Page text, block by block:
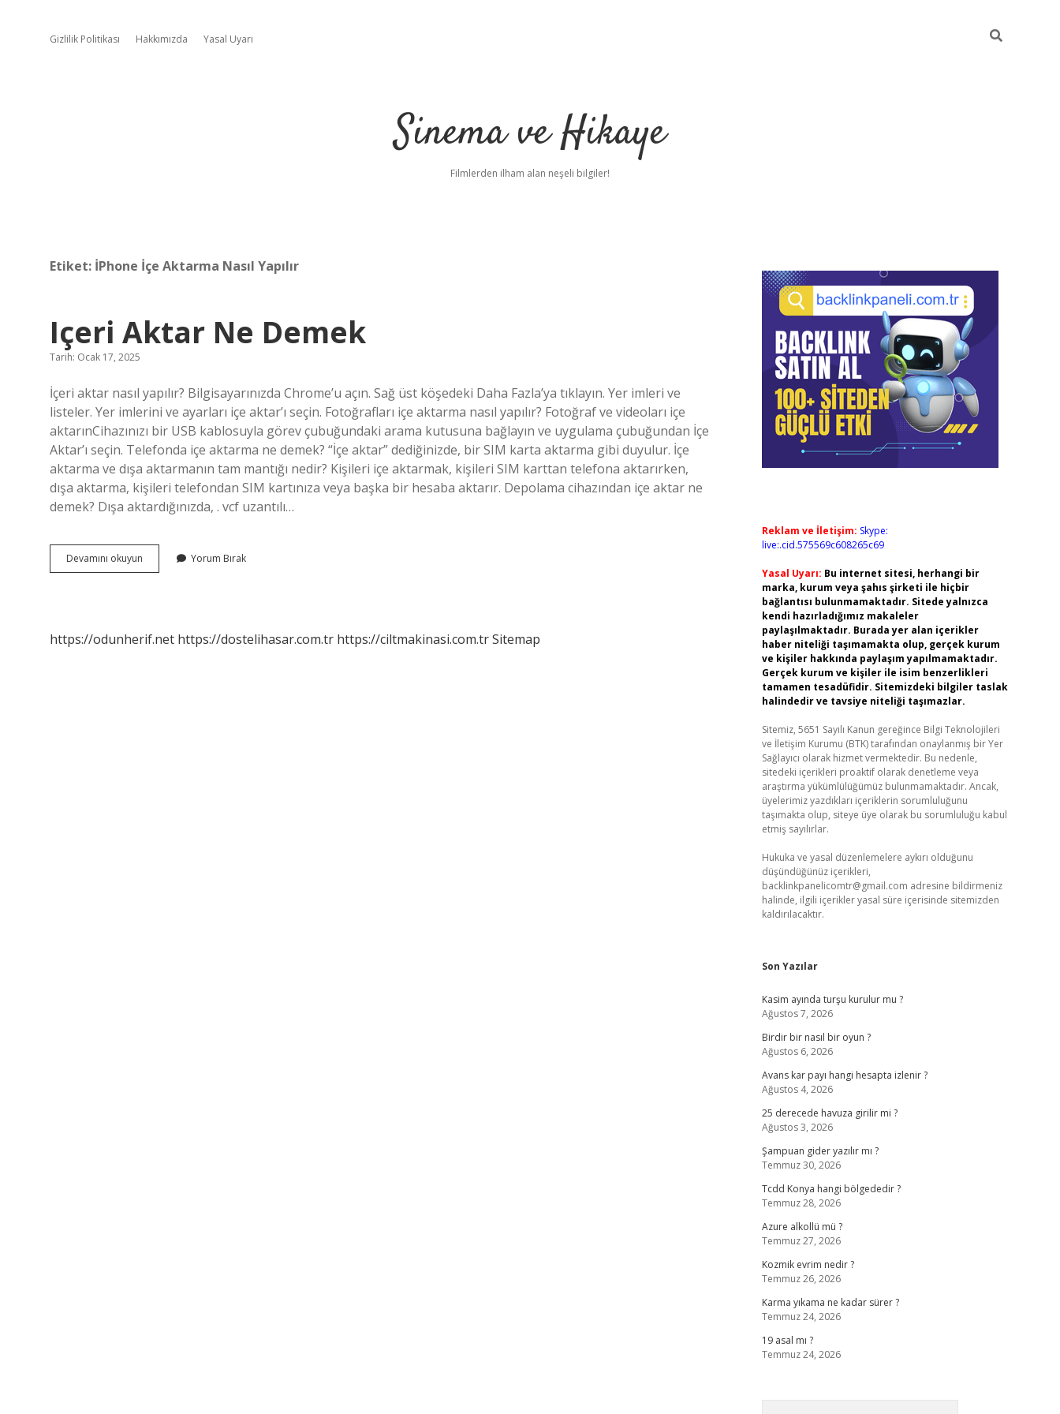
Gizlilik Politikası Hakkımızda Yasal Uyarı
Sinema ve Hikaye
Filmlerden ilham alan neşeli bilgiler!
Etiket: İPhone İçe Aktarma Nasıl Yapılır
Içeri Aktar Ne Demek
Tarih: Ocak 17, 2025
İçeri aktar nasıl yapılır? Bilgisayarınızda Chrome’u açın. Sağ üst köşedeki Daha Fazla’ya tıklayın. Yer imleri ve
listeler. Yer imlerini ve ayarları içe aktar’ı seçin. Fotoğrafları içe aktarma nasıl yapılır? Fotoğraf ve videoları içe
aktarınCihazınızı bir USB kablosuyla görev çubuğundaki arama kutusuna bağlayın ve uygulama çubuğundan İçe
Aktar’ı seçin. Telefonda içe aktarma ne demek? “İçe aktar” dediğinizde, bir SIM karta aktarma gibi duyulur. İçe
aktarma ve dışa aktarmanın tam mantığı nedir? Kişileri içe aktarmak, kişileri SIM karttan telefona aktarırken,
dışa aktarma, kişileri telefondan SIM kartınıza veya başka bir hesaba aktarır. Depolama cihazından içe aktar ne
demek? Dışa aktardığınızda, . vcf uzantılı…
Devamını okuyun
Aktar
Yorum Bırak
https://odunherif.net https://dostelihasar.com.tr https://ciltmakinasi.com.trSitemap
Sidebar
Reklam ve İletişim: Skype:
live:.cid.575569c608265c69
Yasal Uyarı: Bu internet sitesi, herhangi bir
marka, kurum veya şahıs şirketi ile hiçbir
bağlantısı bulunmamaktadır. Sitede yalnızca
kendi hazırladığımız makaleler
paylaşılmaktadır. Burada yer alan içerikler
haber niteliği taşımamakta olup, gerçek kurum
ve kişiler hakkında paylaşım yapılmamaktadır.
Gerçek kurum ve kişiler ile isim benzerlikleri
tamamen tesadüfidir. Sitemizdeki bilgiler taslak
halindedir ve tavsiye niteliği taşımazlar.
Sitemiz, 5651 Sayılı Kanun gereğince Bilgi Teknolojileri
ve İletişim Kurumu (BTK) tarafından onaylanmış bir Yer
Sağlayıcı olarak hizmet vermektedir. Bu nedenle,
sitedeki içerikleri proaktif olarak denetleme veya
araştırma yükümlülüğümüz bulunmamaktadır. Ancak,
üyelerimiz yazdıkları içeriklerin sorumluluğunu
taşımakta olup, siteye üye olarak bu sorumluluğu kabul
etmiş sayılırlar.
Hukuka ve yasal düzenlemelere aykırı olduğunu
düşündüğünüz içerikleri,
backlinkpanelicomtr@gmail.com adresine bildirmeniz
halinde, ilgili içerikler yasal süre içerisinde sitemizden
kaldırılacaktır.
Son Yazılar
Kasim ayında turşu kurulur mu ?
Ağustos 7, 2026
Birdir bir nasıl bir oyun ?
Ağustos 6, 2026
Avans kar payı hangi hesapta izlenir ?
Ağustos 4, 2026
25 derecede havuza girilir mi ?
Ağustos 3, 2026
Şampuan gider yazılır mı ?
Temmuz 30, 2026
Tcdd Konya hangi bölgededir ?
Temmuz 28, 2026
Azure alkollü mü ?
Temmuz 27, 2026
Kozmik evrim nedir ?
Temmuz 26, 2026
Karma yıkama ne kadar sürer ?
Temmuz 24, 2026
19 asal mı ?
Temmuz 24, 2026